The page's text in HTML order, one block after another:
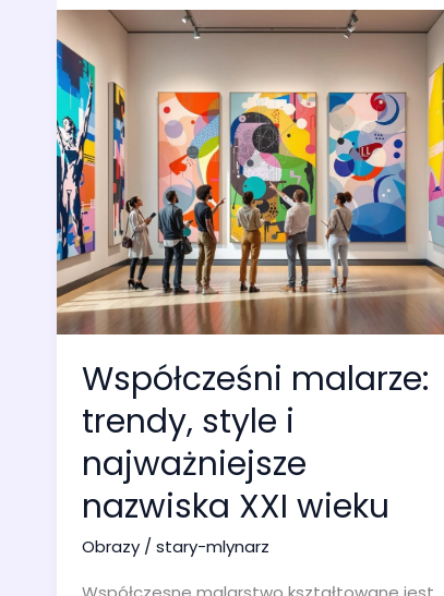
Współcześni malarze:
trendy, style i
najważniejsze
nazwiska XXI wieku
Obrazy/ stary-mlynarz